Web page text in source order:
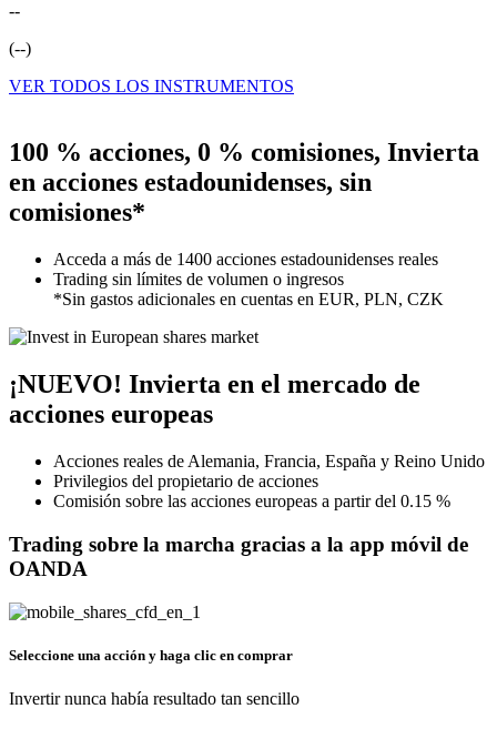
--
(--)
VER TODOS LOS INSTRUMENTOS
100 % acciones, 0 % comisiones, Invierta
en acciones estadounidenses, sin
comisiones*
Acceda a más de 1400 acciones estadounidenses reales
Trading sin límites de volumen o ingresos
*Sin gastos adicionales en cuentas en EUR, PLN, CZK
¡NUEVO! Invierta en el mercado de
acciones europeas
Acciones reales de Alemania, Francia, España y Reino Unido
Privilegios del propietario de acciones
Comisión sobre las acciones europeas a partir del 0.15 %
Trading sobre la marcha gracias a la app móvil de
OANDA
Seleccione una acción y haga clic en comprar
Invertir nunca había resultado tan sencillo